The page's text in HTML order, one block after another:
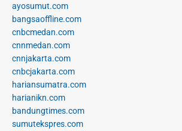
ayosumut.com
bangsaoffline.com
cnbcmedan.com
cnnmedan.com
cnnjakarta.com
cnbcjakarta.com
hariansumatra.com
harianikn.com
bandungtimes.com
sumutekspres.com